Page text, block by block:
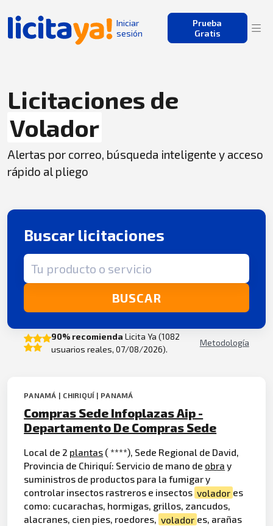
Iniciar
sesión
Prueba
Gratis
Licitaciones de
Volador
Alertas por correo, búsqueda inteligente y acceso
rápido al pliego
Buscar licitaciones
Término de búsqueda
BUSCAR
90% recomienda Licita Ya (1082
usuarios reales, 07/08/2026).
Metodología
PANAMÁ | CHIRIQUÍ | PANAMÁ
Compras Sede Infoplazas Aip -
Departamento De Compras Sede
Local de 2 plantas ( ****), Sede Regional de David,
Provincia de Chiriquí: Servicio de mano de obra y
suministros de productos para la fumigar y
controlar insectos rastreros e insectos volador es
como: cucarachas, hormigas, grillos, zancudos,
alacranes, cien pies, roedores, volador es, arañas